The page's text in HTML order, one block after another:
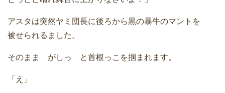
アスタは突然ヤミ団長に後ろから黒の暴牛のマントを
被せられるました。
そのまま がしっ と首根っこを掴まれます。
「え」